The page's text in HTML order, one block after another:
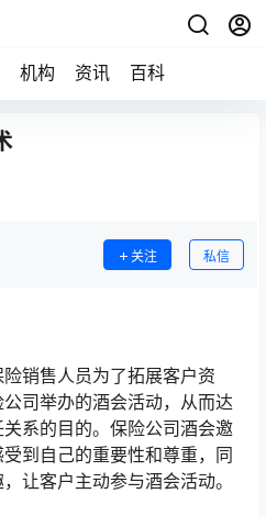
机构 资讯 百科
关注 私信
销售人员为了拓展客户资
司举办的酒会活动，从而达
系的目的。保险公司酒会邀
到自己的重要性和尊重，同
让客户主动参与酒会活动。